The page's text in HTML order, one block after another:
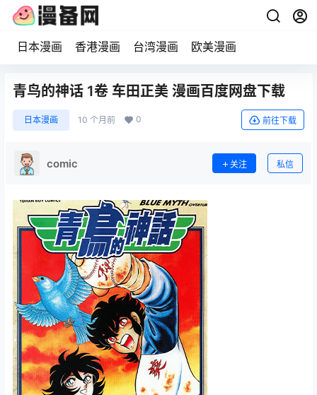
日本漫画 香港漫画 台湾漫画 欧美漫画
青鸟的神话 1卷 车田正美 漫画百度网盘下载
日本漫画 10 个月前 0 前往下载
comic 关注 私信